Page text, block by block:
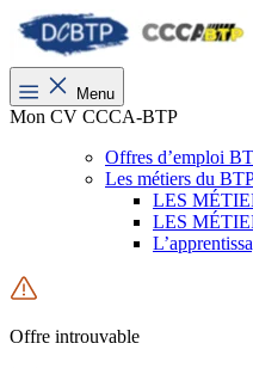
Menu
Mon CV CCCA-BTP
Offres d’emploi
Les métiers du
LES
LES
Offre introuvable